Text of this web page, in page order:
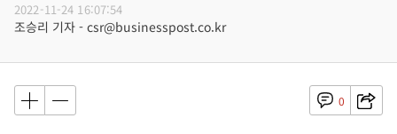
2022-11-24 16:07:54
조승리 기자 - csr@businesspost.co.kr
0